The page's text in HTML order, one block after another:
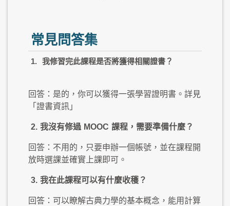
常見問答集
1. 我修習完此課程是否將獲得相關證書？
回答：是的，你可以獲得一張學習證明書。詳見
「證書資訊」
2. 我沒有修過 MOOC 課程，需要準備什麼？
回答：不用的，只要申辦一個帳號，並在課程開
放時選課並確實上課即可。
3. 我在此課程可以有什麼收穫？
回答：可以瞭解古典力學的基本概念，能用計算